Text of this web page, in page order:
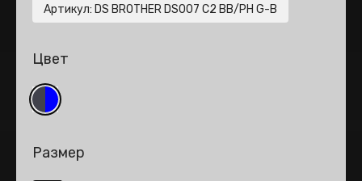
Артикул: DS BROTHER DS007 C2 BB/PH G-B
Цвет
Размер